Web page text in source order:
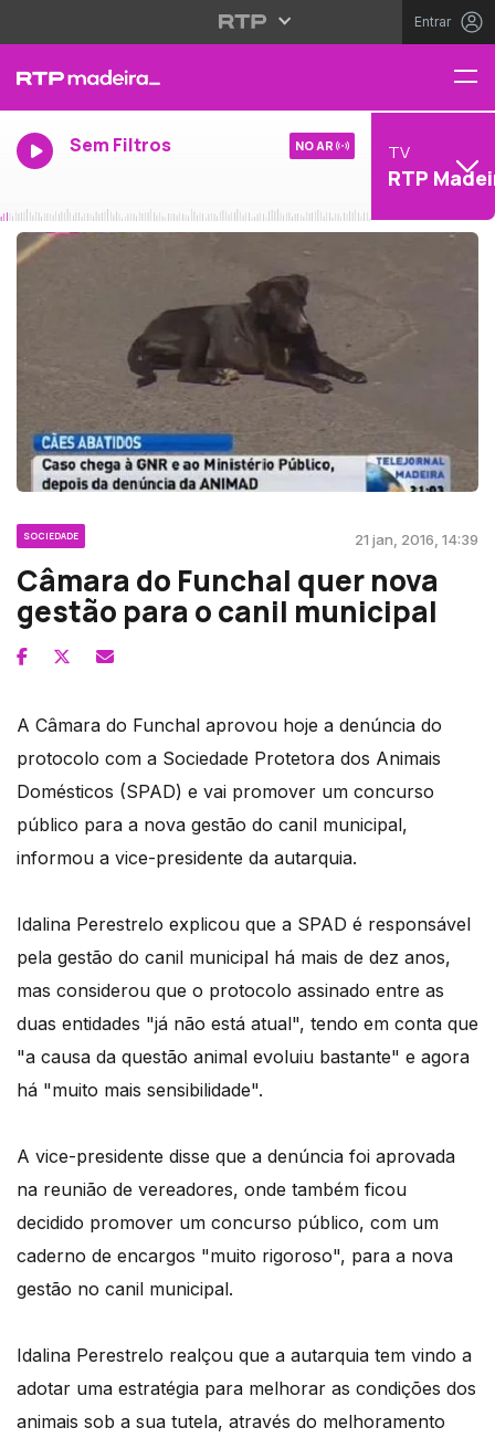
Entrar
Sem Filtros NO AR TV
RTP
SOCIEDADE 21 jan, 2016, 14:39
Câmara do Funchal quer nova
gestão para o canil municipal
A Câmara do Funchal aprovou hoje a denúncia do
protocolo com a Sociedade Protetora dos Animais
Domésticos (SPAD) e vai promover um concurso
público para a nova gestão do canil municipal,
informou a vice-presidente da autarquia.
Idalina Perestrelo explicou que a SPAD é responsável
pela gestão do canil municipal há mais de dez anos,
mas considerou que o protocolo assinado entre as
duas entidades "já não está atual", tendo em conta que
"a causa da questão animal evoluiu bastante" e agora
há "muito mais sensibilidade".
A vice-presidente disse que a denúncia foi aprovada
na reunião de vereadores, onde também ficou
decidido promover um concurso público, com um
caderno de encargos "muito rigoroso", para a nova
gestão no canil municipal.
Idalina Perestrelo realçou que a autarquia tem vindo a
adotar uma estratégia para melhorar as condições dos
animais sob a sua tutela, através do melhoramento